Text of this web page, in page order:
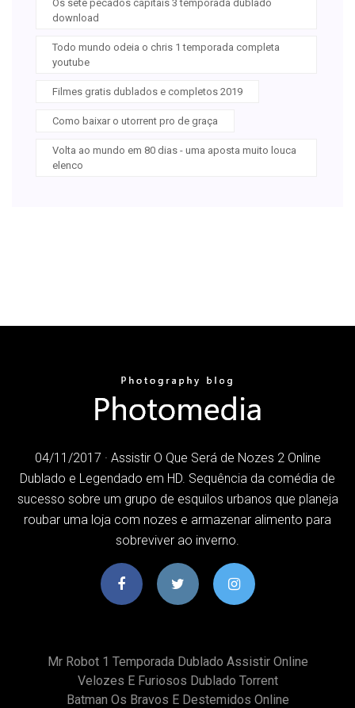
Os sete pecados capitais 3 temporada dublado
download
Todo mundo odeia o chris 1 temporada completa
youtube
Filmes gratis dublados e completos 2019
Como baixar o utorrent pro de graça
Volta ao mundo em 80 dias - uma aposta muito louca
elenco
04/11/2017 · Assistir O Que Será de Nozes 2 Online
Dublado e Legendado em HD. Sequência da comédia de
sucesso sobre um grupo de esquilos urbanos que planeja
roubar uma loja com nozes e armazenar alimento para
sobreviver ao inverno.
Mr Robot 1 Temporada Dublado Assistir Online
Velozes E Furiosos Dublado Torrent
Batman Os Bravos E Destemidos Online